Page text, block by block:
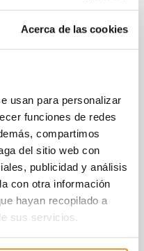
Acerca de las cookies
usan para personalizar
funciones de redes
compartimos
del sitio web con
publicidad y análisis
con otra información
hayan recopilado a
sus servicios.